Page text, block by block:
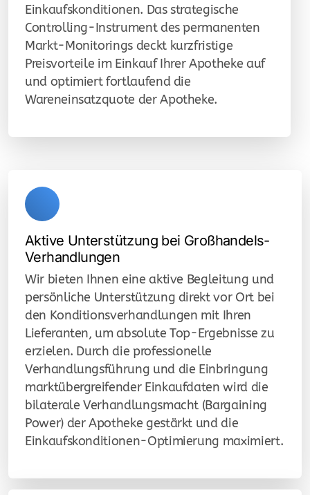
Einkaufskonditionen. Das strategische
Controlling-Instrument des permanenten
Markt-Monitorings deckt kurzfristige
Preisvorteile im Einkauf Ihrer Apotheke auf
und optimiert fortlaufend die
Wareneinsatzquote der Apotheke.
Aktive Unterstützung bei Großhandels-
Verhandlungen
Wir bieten Ihnen eine aktive Begleitung und
persönliche Unterstützung direkt vor Ort bei
den Konditionsverhandlungen mit Ihren
Lieferanten, um absolute Top-Ergebnisse zu
erzielen. Durch die professionelle
Verhandlungsführung und die Einbringung
marktübergreifender Einkaufdaten wird die
bilaterale Verhandlungsmacht (Bargaining
Power) der Apotheke gestärkt und die
Einkaufskonditionen-Optimierung maximiert.
Retail-Einzelhandel
Markt Eintritt
Logistik & Fulfillment
Logistik - Transport + Warehousing
pharma data services
pharma wholesalers
farmaceutický velkoobchod
farmaceutická logistika
lékárny